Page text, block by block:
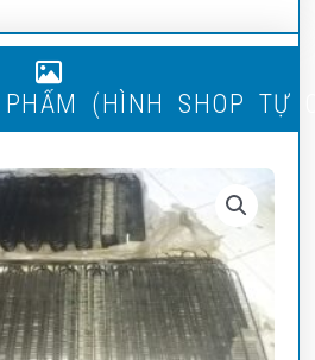
P H ẨM ( H H S H O P TỰ